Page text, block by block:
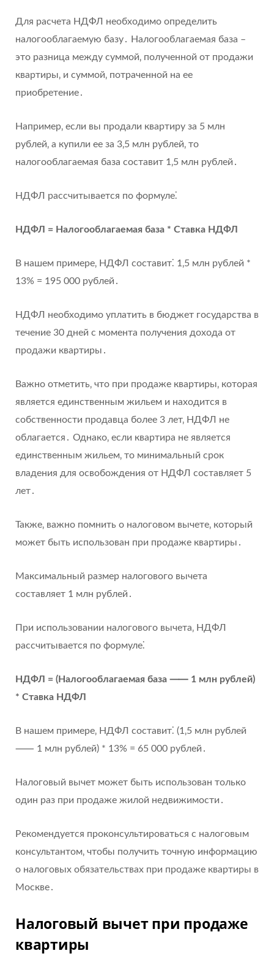
Для расчета НДФЛ необходимо определить
налогооблагаемую базу․ Налогооблагаемая база –
это разница между суммой‚ полученной от продажи
квартиры‚ и суммой‚ потраченной на ее
приобретение․
Например‚ если вы продали квартиру за 5 млн
рублей‚ а купили ее за 3‚5 млн рублей‚ то
налогооблагаемая база составит 1‚5 млн рублей․
НДФЛ рассчитывается по формуле⁚
НДФЛ = Налогооблагаемая база * Ставка НДФЛ
В нашем примере‚ НДФЛ составит⁚ 1‚5 млн рублей *
13% = 195 000 рублей․
НДФЛ необходимо уплатить в бюджет государства в
течение 30 дней с момента получения дохода от
продажи квартиры․
Важно отметить‚ что при продаже квартиры‚ которая
является единственным жильем и находится в
собственности продавца более 3 лет‚ НДФЛ не
облагается․ Однако‚ если квартира не является
единственным жильем‚ то минимальный срок
владения для освобождения от НДФЛ составляет 5
лет․
Также‚ важно помнить о налоговом вычете‚ который
может быть использован при продаже квартиры․
Максимальный размер налогового вычета
составляет 1 млн рублей․
При использовании налогового вычета‚ НДФЛ
рассчитывается по формуле⁚
НДФЛ = (Налогооблагаемая база ⸺ 1 млн рублей)
* Ставка НДФЛ
В нашем примере‚ НДФЛ составит⁚ (1‚5 млн рублей
⸺ 1 млн рублей) * 13% = 65 000 рублей․
Налоговый вычет может быть использован только
один раз при продаже жилой недвижимости․
Рекомендуется проконсультироваться с налоговым
консультантом‚ чтобы получить точную информацию
о налоговых обязательствах при продаже квартиры в
Москве․
Налоговый вычет при продаже
квартиры